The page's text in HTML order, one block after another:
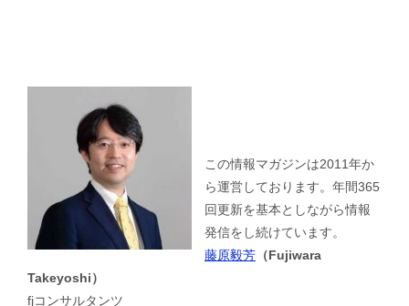
この情報マガジンは2011年か
ら運営しております。年間365
回更新を基本としながら情報
発信をし続けています。
藤原毅芳 （Fujiwara
Takeyoshi）
fjコンサルタンツ